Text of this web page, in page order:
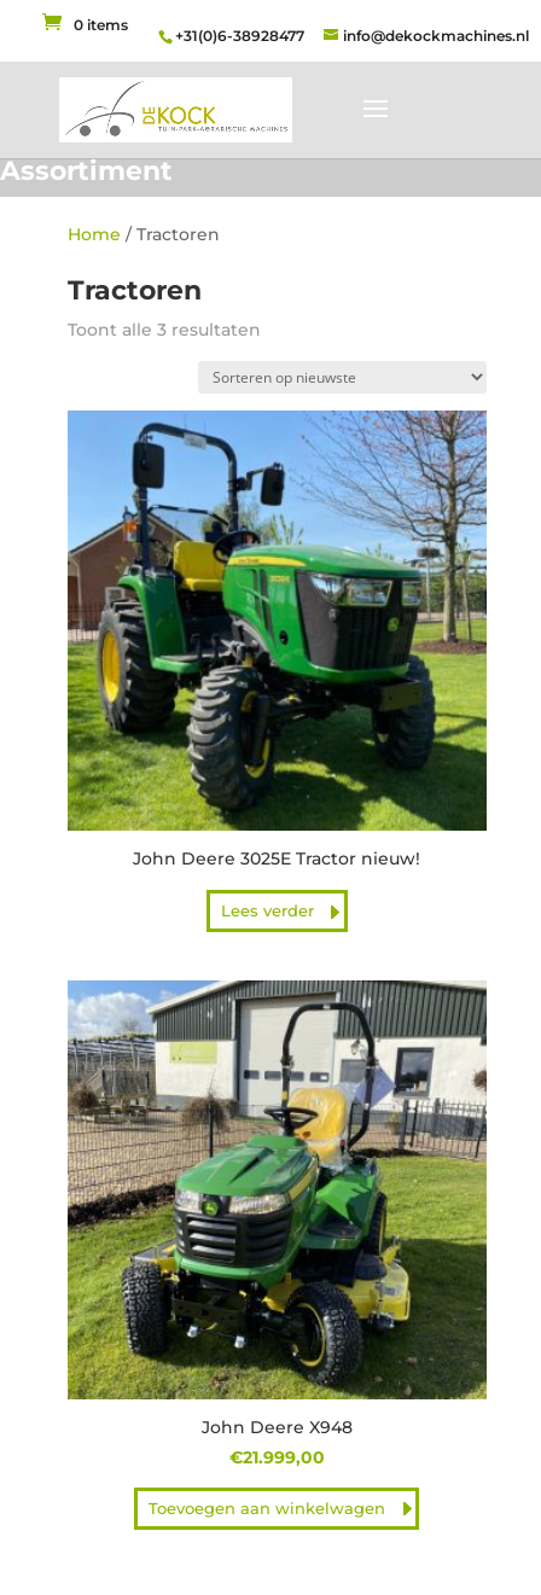
+31(0)6-38928477 info@dekockmachines.nl
0 items
Assortiment
Home / Tractoren
Tractoren
Toont alle 3 resultatenGesorteerd
nieuwste
John Deere 3025E Tractor nieuw!
Lees verder
John Deere X948
€21.999,00
Toevoegen aan winkelwagen